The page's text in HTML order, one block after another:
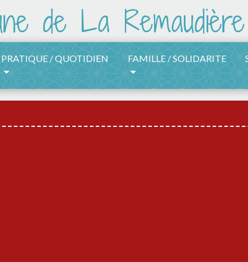
PRATIQUE / QUOTIDIEN FAMILLE / SOLIDARITE